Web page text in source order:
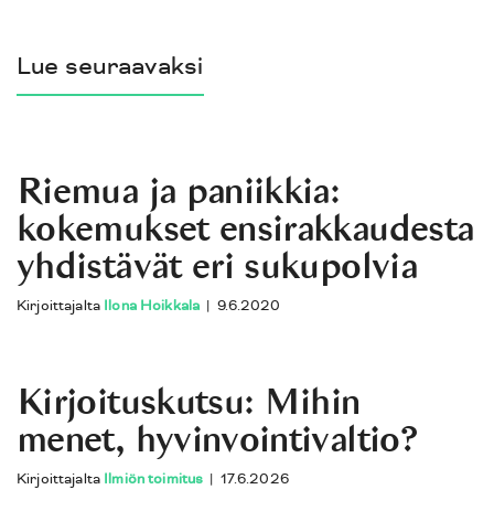
Lue seuraavaksi
Riemua ja paniikkia:
kokemukset ensirakkaudesta
yhdistävät eri sukupolvia
Kirjoittajalta Ilona Hoikkala | 9.6.2020
Kirjoituskutsu: Mihin
menet, hyvinvointivaltio?
Kirjoittajalta Ilmiön toimitus | 17.6.2026